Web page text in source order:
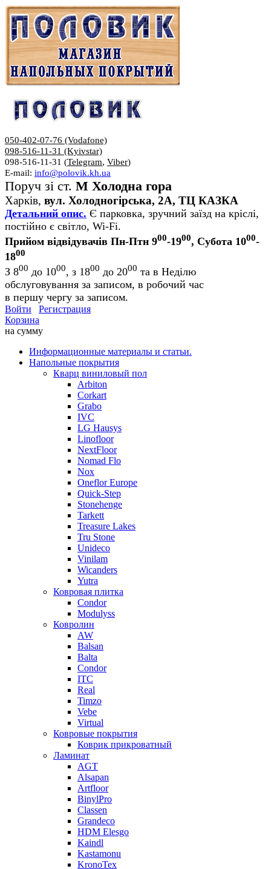
050-402-07-76 (Vodafone)
098-516-11-31 (Kyivstar)
098-516-11-31 (Telegram, Viber)
E-mail: info@polovik.kh.ua
Поруч зі ст. М Холодна гора
Харків, вул. Холодногірська, 2А, ТЦ КАЗКА
Детальний опис. Є парковка, зручний заїзд на кріслі,
постійно є світло, Wi-Fi.
Прийом відвідувачів Пн-Птн 900-1900, Субота 1000-
1800
З 800 до 1000, з 1800 до 2000 та в Неділю
обслуговування за записом, в робочий час
в першу чергу за записом.
Войти
Регистрация
Корзина
на сумму
Информационные материалы и статьи.
Напольные покрытия
Кварц виниловый пол
Arbiton
Corkart
Grabo
IVC
LG Hausys
Linofloor
NextFloor
Nomad Flo
Nox
Oneflor Europe
Quick-Step
Stonehenge
Tarkett
Treasure Lakes
Tru Stone
Unideco
Vinilam
Wicanders
Yutra
Ковровая плитка
Condor
Modulyss
Ковролин
AW
Balsan
Balta
Condor
ITC
Real
Timzo
Vebe
Virtual
Ковровые покрытия
Коврик прикроватный
Ламинат
AGT
Alsapan
Artfloor
BinylPro
Classen
Grandeco
HDM Elesgo
Kaindl
Kastamonu
KronoTex